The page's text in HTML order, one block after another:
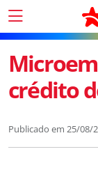
crédito
Publicado em 25/08/